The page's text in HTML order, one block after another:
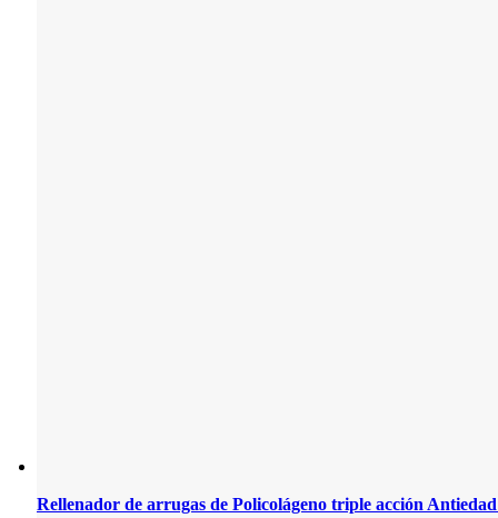
Rellenador de arrugas de Policolágeno triple acción